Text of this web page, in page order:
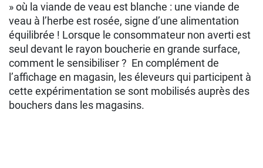
» où la viande de veau est blanche : une viande de
veau à l’herbe est rosée, signe d’une alimentation
équilibrée ! Lorsque le consommateur non averti est
seul devant le rayon boucherie en grande surface,
comment le sensibiliser ? En complément de
l’affichage en magasin, les éleveurs qui participent à
cette expérimentation se sont mobilisés auprès des
bouchers dans les magasins.